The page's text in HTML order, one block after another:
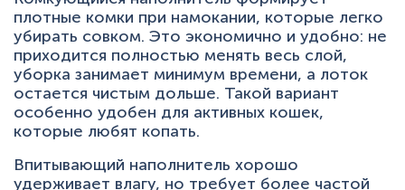
плотные комки при намокании, которые легко
убирать совком. Это экономично и удобно: не
приходится полностью менять весь слой,
уборка занимает минимум времени, а лоток
остается чистым дольше. Такой вариант
особенно удобен для активных кошек,
которые любят копать.
Впитывающий наполнитель хорошо
удерживает влагу, но требует более частой